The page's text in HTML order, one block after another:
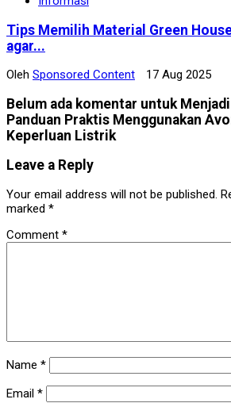
Tips Memilih Material Green
agar...
Oleh Sponsored Content 17 Aug 2025
Belum ada komentar untuk
Panduan Praktis Menggunakan
Keperluan Listrik
Leave a Reply
Your email address will not be published.
marked *
Comment *
Name *
Email *